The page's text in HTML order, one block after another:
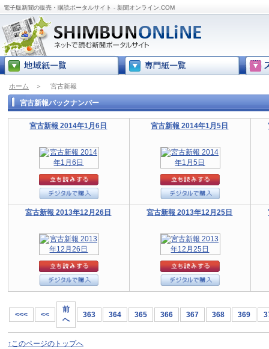
電子版新聞の販売・購読ポータルサイト - 新聞オンライン.COM
ホーム ＞ 宮古新報
宮古新報バックナンバー
宮古新報 2014年1月6日 宮古新報 2014年1月5日
宮古新報 2013年12月26日 宮古新報 2013年12月25日
<<< <<
前
へ
363 364 365 366 367 368 369
↑このページのトップへ